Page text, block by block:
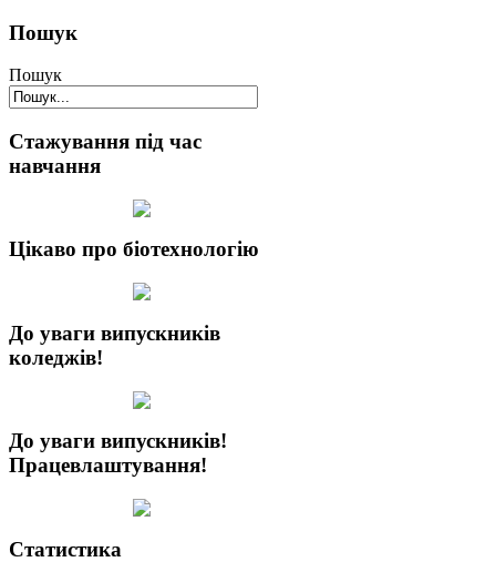
Пошук
Пошук
Стажування під час
навчання
Цікаво про біотехнологію
До уваги випускників
коледжів!
До уваги випускників!
Працевлаштування!
Статистика